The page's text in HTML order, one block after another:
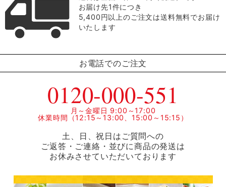
お届け先1件につき
5,400円以上のご注文は送料無料でお届け
いたします
お電話でのご注文
0120-000-551
月～金曜日 9:00～17:00
休業時間（12:15～13:00、15:00～15:15）
土、日、祝日はご質問への
ご返答・ご連絡・並びに商品の発送は
お休みさせていただいております